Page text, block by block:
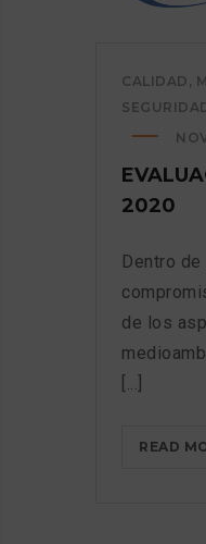
CALIDAD ,
2020
Dentro
de los
READ